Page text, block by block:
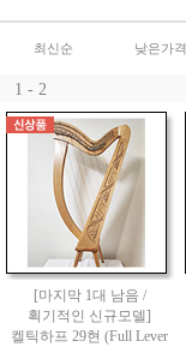
최신순 낮은가격
1 - 2
[마지막 1대 남음 /
획기적인 신규모델]
켈틱하프 29현 (Full Lever